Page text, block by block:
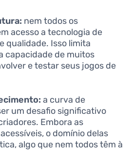
nem todos os
acesso a tecnologia de
qualidade. Isso limita
capacidade de muitos
e testar seus jogos de
a curva de
um desafio significativo
Embora as
o domínio delas
algo que nem todos têm à